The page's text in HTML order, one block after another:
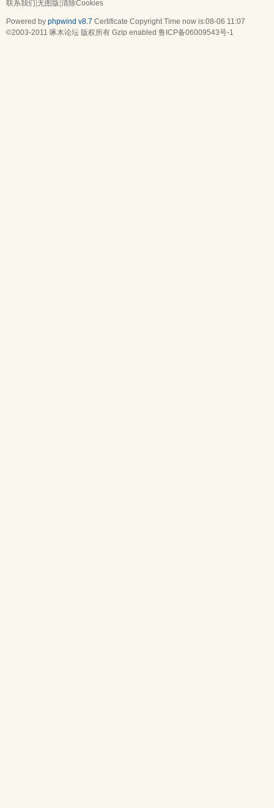
联系我们 无图版 清除Cookies
Powered by phpwind v8.7 Certificate Copyright Time now is:08-06 11:07
©2003-2011 啄木论坛 版权所有 Gzip enabled 鲁ICP备06009543号-1